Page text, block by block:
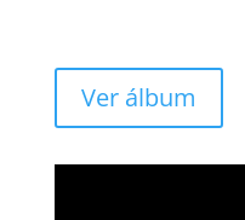
Ver álbum